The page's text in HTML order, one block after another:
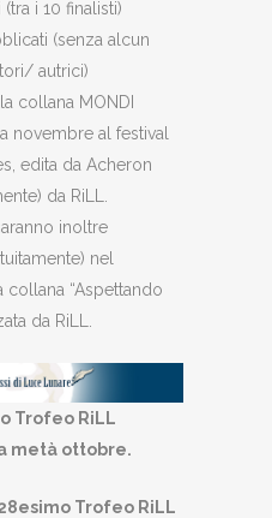
i 10 finalisti)
(senza alcun
autrici)
collana MONDI
novembre al festival
edita da Acheron
da RiLL.
inoltre
nel
“Aspettando
da RiLL.
Trofeo RiLL
metà ottobre.
Trofeo RiLL